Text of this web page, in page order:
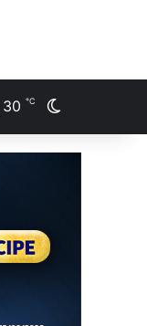
30 ℃